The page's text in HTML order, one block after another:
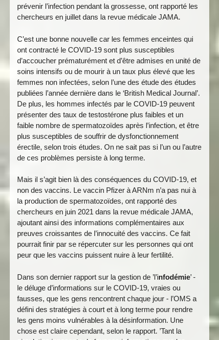
prévenir l’infection pendant la grossesse, ont rapporté les
chercheurs en juillet dans la revue médicale JAMA.
C’est une bonne nouvelle car les femmes enceintes qui
ont contracté le COVID-19 sont plus susceptibles
d’accoucher prématurément et d’être admises en unité de
soins intensifs ou de mourir à un taux plus élevé que les
femmes non infectées, selon l’une des étude des études
publiées l’année dernière dans le ‘British Medical Journal’.
De plus, les hommes infectés par le COVID-19 peuvent
présenter des taux de testostérone plus faibles et un
faible nombre de spermatozoïdes après l’infection, et être
plus susceptibles de souffrir de dysfonctionnement
érectile, selon trois études. On ne sait pas si l’un ou l’autre
de ces problèmes persiste à long terme.
Mais il s’agit bien là des conséquences du COVID-19, et
non des vaccins. Le vaccin Pfizer à ARNm n’a pas nui à
la production de spermatozoïdes, ont rapporté des
chercheurs en juin 2021 dans la revue médicale JAMA,
ajoutant ainsi des informations complémentaires aux
preuves croissantes de l’innocuité des vaccins. Ce fait
pourrait finir par se répercuter sur les personnes qui ont
peur que les vaccins puissent nuire à leur fertilité.
Dans son dernier rapport sur la gestion de ’l’infodémie’ -
le déluge d’informations sur le COVID-19, vraies ou
fausses, que les gens rencontrent chaque jour - l’OMS a
défini des stratégies à court et à long terme pour rendre
les gens moins vulnérables à la désinformation. Une
chose est claire cependant, selon le rapport. ’Tant la